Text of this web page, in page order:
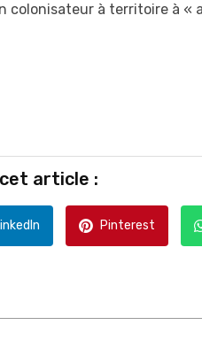
à territoire à
article :
Pinterest